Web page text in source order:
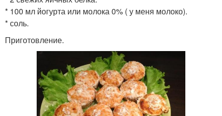
* 100 мл йогурта или молока 0% ( у меня молоко).
* соль.
Приготовление.